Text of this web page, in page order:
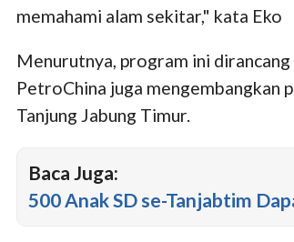
memahami alam sekitar," kata Eko
Menurutnya, program ini
PetroChina juga mengembangkan
Tanjung Jabung Timur.
Baca Juga:
500 Anak SD se-Tanjabtim